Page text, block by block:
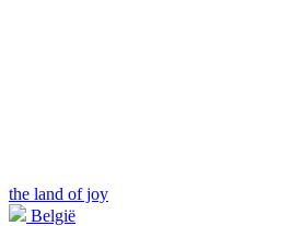
the land of joy
België